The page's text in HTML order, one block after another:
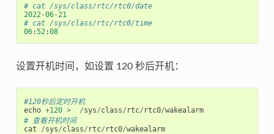
# cat /sys/class/rtc/rtc0/date
2022 -06- 21
# cat /sys/class/rtc/rtc0/time
06:52 :08
设置开机时间，如设置 120 秒后开机：
#120秒后定时开机
echo +120 > /sys/class/ rtc/ rtc0/wakealarm
# 查看开机时间
cat
/sys/class/ rtc/ rtc0/wakealarm